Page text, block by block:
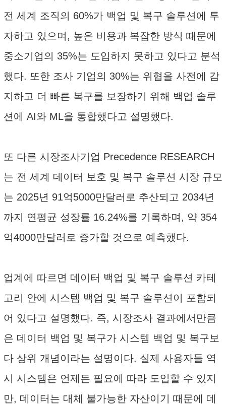
전 세계 조직의 60%가 백업 및 복구 솔루션에 투
자하고 있으며, 높은 비용과 복잡한 방식 때문에
중소기업의 35%는 도입하지 못하고 있다고 분석
했다. 또한 조사 기업의 30%는 위협을 사전에 감
지하고 더 빠른 복구를 보장하기 위해 백업 솔루
션에 AI와 ML을 통합했다고 설명했다.
또 다른 시장조사기업 Precedence RESEARCH
는 전 세계 데이터 보호 및 복구 솔루션 시장 규모
는 2025년 91억5000만달러로 추산되고 2034년
까지 연평균 성장률 16.24%를 기록하며, 약 354
억4000만달러로 증가할 것으로 예측했다.
업계에 따르면 데이터 백업 및 복구 솔루션 카테
고리 안에 시스템 백업 및 복구 솔루션이 포함되
어 있다고 설명했다. 즉, 시장조사 결과에서만큼
은 데이터 백업 및 복구가 시스템 백업 및 복구보
다 상위 개념이라는 설명이다. 실제 사용자들 역
시 시스템은 언제든 필요에 따라 도입할 수 있지
만, 데이터는 대체 불가능한 자산이기 때문에 데